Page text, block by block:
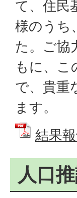
て、住民
様のうち
た。ご協
もに、こ
で、貴重
ます。
結果
人口